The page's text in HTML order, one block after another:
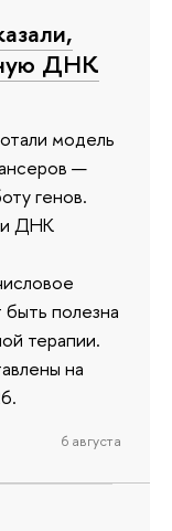
ДНК
модель
—
генов.
ДНК
полезна
терапии.
на
6 августа